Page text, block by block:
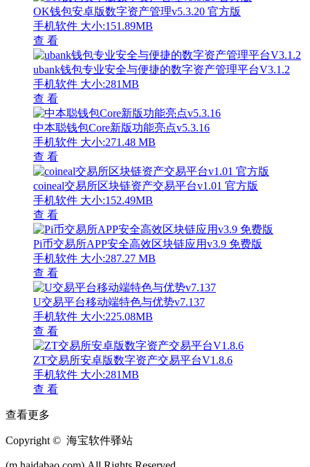
OK钱包安卓版数字资产管理v5.3.20 官方版
手机软件 大小:151.89MB
查 看
ubank钱包专业安全与便捷的数字资产管理平台V3.1.2
手机软件 大小:281MB
查 看
中本聪钱包Core新版功能亮点v5.3.16
手机软件 大小:271.48 MB
查 看
coineal交易所区块链资产交易平台v1.01 官方版
手机软件 大小:152.49MB
查 看
Pi币交易所APP安全高效区块链应用v3.9 免费版
手机软件 大小:287.27 MB
查 看
U交易平台移动端特色与优势v7.137
手机软件 大小:225.08MB
查 看
ZT交易所安卓版数字资产交易平台V1.8.6
手机软件 大小:281MB
查 看
查看更多
Copyright © 海宝软件驿站